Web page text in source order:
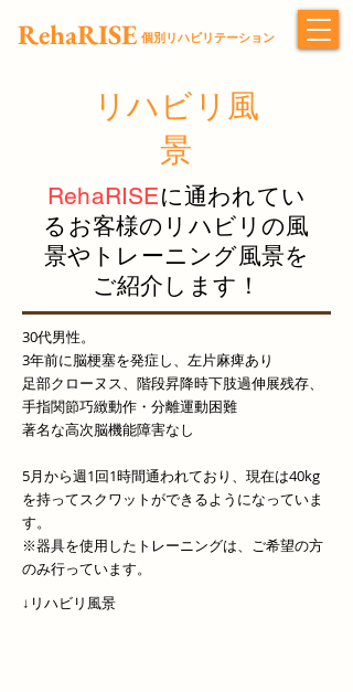
RehaRISE ​個別リハビリテーション
​リハビリ風
景
RehaRISEに通われてい
るお客様のリハビリの風
景やトレーニング風景を
ご紹介します ！
30代男性。
​3年前に脳梗塞を発症し、左片麻痺あり
足部クローヌス、階段昇降時下肢過伸展残存、
手指関節巧緻動作・分離運動困難
著名な高次脳機能障害なし
5月から週1回1時間通われており、現在は40kg
を持ってスクワットができるようになっていま
す。
※器具を使用したトレーニングは、ご希望の方
のみ行っています。
​↓リハビリ風景